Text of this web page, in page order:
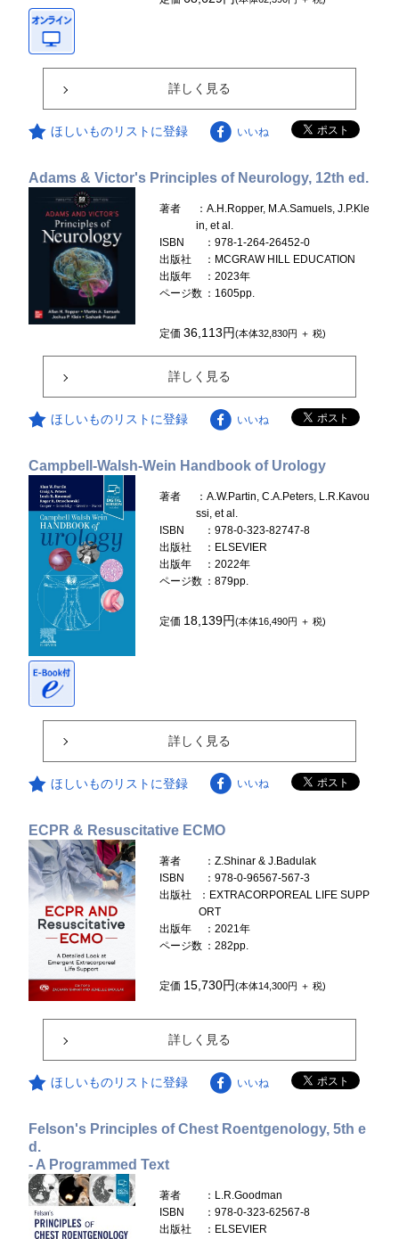
詳しく見る
ほしいものリストに登録 いいね
Adams & Victor's Principles of Neurology, 12th ed.
著者
：A.H.Ropper, M.A.Samuels, J.P.Kle
in, et al.
ISBN
：978-1-264-26452-0
出版社
：MCGRAW HILL EDUCATION
出版年
：2023年
ページ数 ：1605pp.
定価36,113円(本体32,830円 ＋ 税)
詳しく見る
ほしいものリストに登録 いいね
Campbell-Walsh-Wein Handbook of Urology
著者
：A.W.Partin, C.A.Peters, L.R.Kavou
ssi, et al.
ISBN
：978-0-323-82747-8
出版社
：ELSEVIER
出版年
：2022年
ページ数 ：879pp.
定価 18,139円(本体16,490円 ＋ 税)
詳しく見る
ほしいものリストに登録 いいね
ECPR & Resuscitative ECMO
著者
：Z.Shinar & J.Badulak
ISBN
：978-0-96567-567-3
出版社
：EXTRACORPOREAL LIFE SUPP
ORT
出版年
：2021年
ページ数 ：282pp.
定価 15,730円(本体14,300円 ＋ 税)
詳しく見る
ほしいものリストに登録 いいね
Felson's Principles of Chest Roentgenology, 5th e
d.
- A Programmed Text
著者
：L.R.Goodman
ISBN
：978-0-323-62567-8
出版社
：ELSEVIER